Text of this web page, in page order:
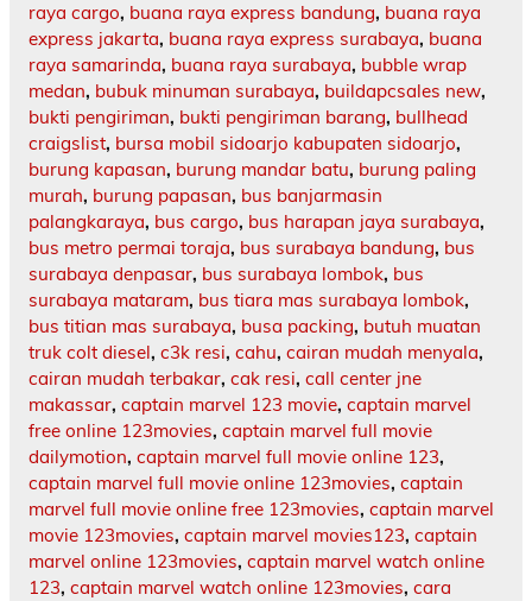
raya cargo, buana raya express bandung, buana raya
express jakarta, buana raya express surabaya, buana
raya samarinda, buana raya surabaya, bubble wrap
medan, bubuk minuman surabaya, buildapcsales new,
bukti pengiriman, bukti pengiriman barang, bullhead
craigslist, bursa mobil sidoarjo kabupaten sidoarjo,
burung kapasan, burung mandar batu, burung paling
murah, burung papasan, bus banjarmasin
palangkaraya, bus cargo, bus harapan jaya surabaya,
bus metro permai toraja, bus surabaya bandung, bus
surabaya denpasar, bus surabaya lombok, bus
surabaya mataram, bus tiara mas surabaya lombok,
bus titian mas surabaya, busa packing, butuh muatan
truk colt diesel, c3k resi, cahu, cairan mudah menyala,
cairan mudah terbakar, cak resi, call center jne
makassar, captain marvel 123 movie, captain marvel
free online 123movies, captain marvel full movie
dailymotion, captain marvel full movie online 123,
captain marvel full movie online 123movies, captain
marvel full movie online free 123movies, captain marvel
movie 123movies, captain marvel movies123, captain
marvel online 123movies, captain marvel watch online
123, captain marvel watch online 123movies, cara